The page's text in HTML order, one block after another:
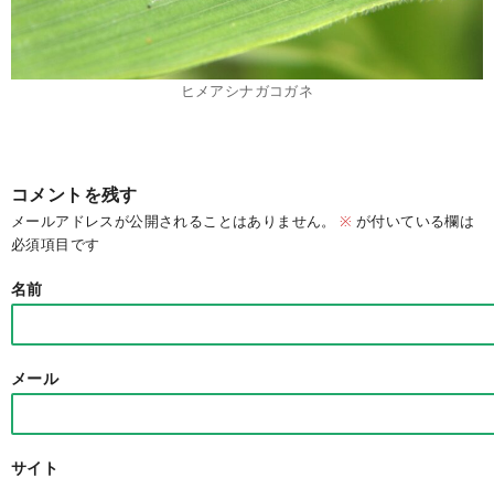
ヒメアシナガコガネ
コメントを残す
メールアドレスが公開されることはありません。 ※ が付いている欄は
必須項目です
名前
メール
サイト